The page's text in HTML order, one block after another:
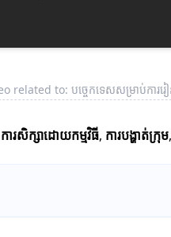
related to: បច្ចេកទេសសម្រាប់ការរ
ការសិក្សា​ដោយ​កម្មវិធី, ការបង្ហាត់ក្រុម